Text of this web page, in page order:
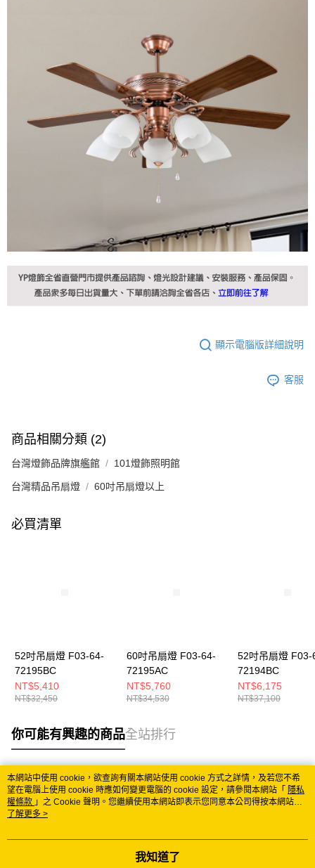
顯示電腦版詳細說明
客服
商品相關分類 (2)
台灣燈飾品牌旗艦館 101燈飾照明館
台灣精品吊扇燈 60吋吊扇燈以上
必買清單
52吋吊扇燈 F03-64-
72195BC
NT$5,410
NT$32,450
60吋吊扇燈 F03-64-
72195AC
NT$5,760
NT$34,530
52吋吊扇燈 F03-
72194BC
NT$6,175
NT$37,100
你可能有興趣的商品全站排行
熱門標籤
本網站中使用 cookie，欲查詢有關本網站使用 cookie 方式之詳情，及若您不希
望在電腦上使用 cookie 時應如何變更電腦的 cookie 設定，請參閱本網站「 隱私
權條款 」之 Cookie 聲明。您繼續使用本網站即表示您同意本公司得按本網站使
用條款之 Cookie 聲明使用 cookie。
了解更多 >
我知道了